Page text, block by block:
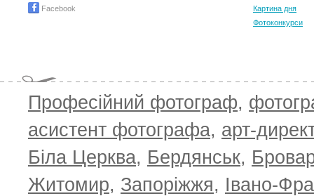
TOP 100 for May 2026 0 +6.59 ТОП 100
+4.30
Facebook
Картина дня
Фотоконкурси
Професійний фотограф,
асистент фотографа, арт-
Біла Церква, Бердянськ,
Житомир, Запоріжжя, Івано-